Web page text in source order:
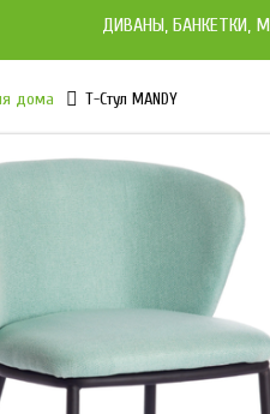
ДИВАНЫ, БАНКЕТКИ,
дома Т-Стул MANDY